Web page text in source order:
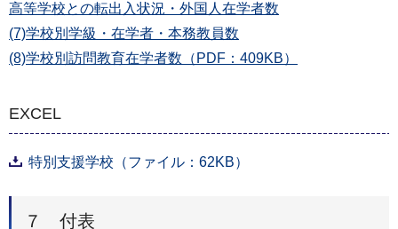
高等学校との転出入状況・外国人在学者数
(7)学校別学級・在学者・本務教員数
(8)学校別訪問教育在学者数（PDF：409KB）
EXCEL
特別支援学校（ファイル：62KB）
７ 付表